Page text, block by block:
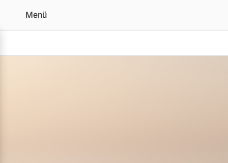
Der Volvo XC90 | Alle
Menü